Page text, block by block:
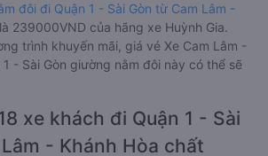
đôi đi Quận 1 - Sài Gòn từ Cam Lâm -
239000VND của hãng xe Huỳnh Gia.
trình khuyến mãi, giá vé Xe Cam Lâm -
1 - Sài Gòn giường nằm đôi này có thể sẽ
xe khách đi Quận 1 - Sài
- Khánh Hòa chất